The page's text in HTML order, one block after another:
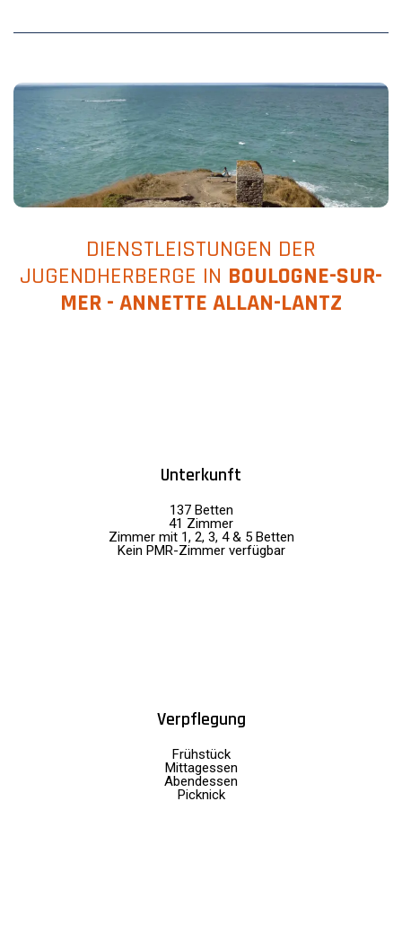
DIENSTLEISTUNGEN DER
JUGENDHERBERGE IN BOULOGNE-SUR-
MER - ANNETTE ALLAN-LANTZ
Unterkunft
137 Betten
41 Zimmer
Zimmer mit 1, 2, 3, 4 & 5 Betten
Kein PMR-Zimmer verfügbar
Verpflegung
Frühstück
Mittagessen
Abendessen
Picknick